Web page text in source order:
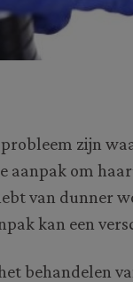
zijn
aanpak om
van dunner
kan een
behandelen